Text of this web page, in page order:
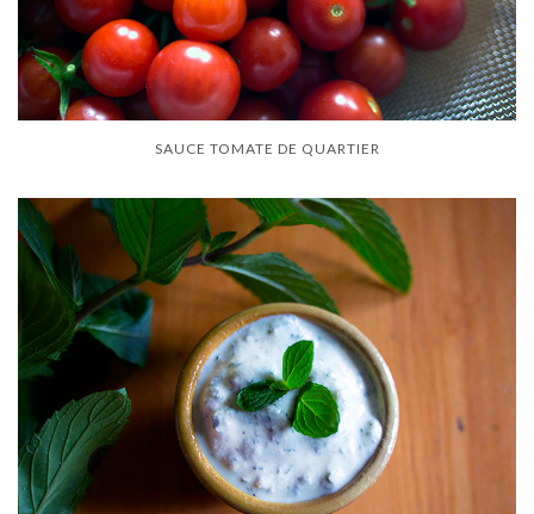
SAUCE TOMATE DE QUARTIER